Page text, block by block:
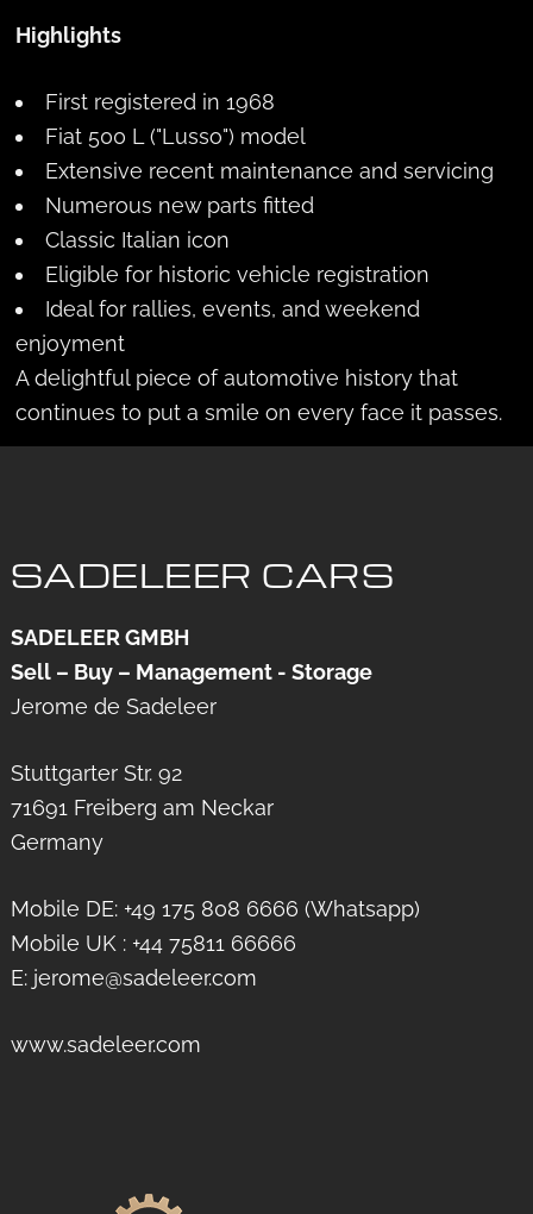
Highlights
First registered in 1968
Fiat 500 L ("Lusso") model
Extensive recent maintenance and servicing
Numerous new parts fitted
Classic Italian icon
Eligible for historic vehicle registration
Ideal for rallies, events, and weekend
enjoyment
A delightful piece of automotive history that
continues to put a smile on every face it passes.
SADELEER CARS
SADELEER GMBH
Sell – Buy – Management - Storage
Jerome de Sadeleer
Stuttgarter Str. 92
71691 Freiberg am Neckar
Germany
Mobile DE: +49 175 808 6666 (Whatsapp)
Mobile UK : +44 75811 66666
E: jerome@sadeleer.com
www.sadeleer.com